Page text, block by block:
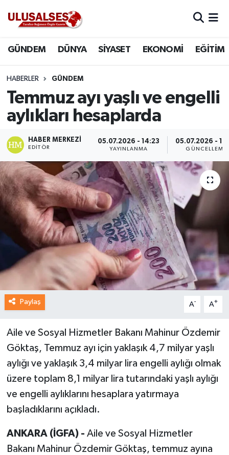
GÜNDEM DÜNYA SİYASET EKONOMİ EĞİTİM
HABERLER GÜNDEM
Temmuz ayı yaşlı ve engelli
aylıkları hesaplarda
HABER MERKEZI
EDITÖR
05.07.2026 - 14:23
YAYINLANMA
05.07.2026 -
GÜNCELLEME
Paylaş A- A+
Aile ve Sosyal Hizmetler Bakanı Mahinur Özdemir
Göktaş, Temmuz ayı için yaklaşık 4,7 milyar yaşlı
aylığı ve yaklaşık 3,4 milyar lira engelli aylığı olmak
üzere toplam 8,1 milyar lira tutarındaki yaşlı aylığı
ve engelli aylıklarını hesaplara yatırmaya
başladıklarını açıkladı.
ANKARA (İGFA) - Aile ve Sosyal Hizmetler
Bakanı Mahinur Özdemir Göktaş, temmuz ayına
DÜNYA
EKONOMİ
EĞİTİM
SAĞLIK
MAGAZİN
SPOR
Trafik Durumu
Süper Lig Puan Durumu ve Fikstür
Tüm Manşetler
Son Dakika Haberleri
Haber Arşivi